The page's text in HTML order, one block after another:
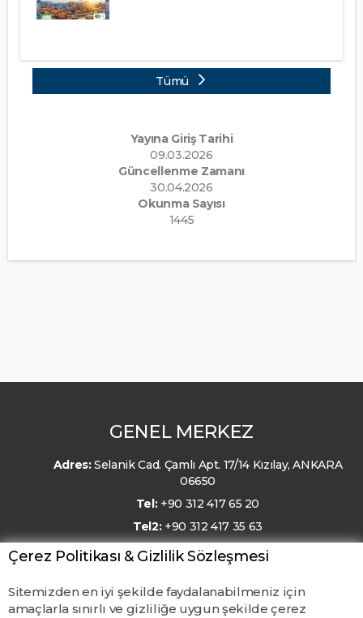
Tümü
Yayına Giriş Tarihi
09.03.2026
Güncellenme Zamanı
30.04.2026
Okunma Sayısı
1445
GENEL MERKEZ
Adres:Selanik Cad. Çamlı Apt. 17/14 Kızılay, ANKARA
06650
Tel: +90 312 417 65 20
Tel2: +90 312 417 35 63
E-Posta: kmo@kmo.org.tr
Çerez Politikası & Gizlilik Sözleşmesi
Sitemizden en iyi şekilde faydalanabilmeniz için
amaçlarla sınırlı ve gizliliğe uygun şekilde çerez